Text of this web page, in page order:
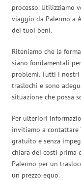
processo. Utilizziamo
viaggio da Palermo a
dei tuoi beni.
Riteniamo che la
siano fondamentali
problemi. Tutti i
traslochi e sono
situazione che possa
Per ulteriori
invitiamo a contattare
gratuito e senza
chiara dei costi prima
Palermo per un
un prezzo equo.